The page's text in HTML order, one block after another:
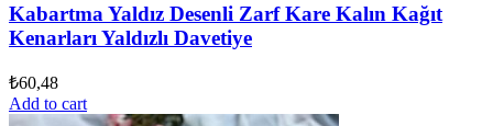
Kabartma Yaldız Desenli Zarf Kare Kalın Kağıt
Kenarları Yaldızlı Davetiye
₺60,48
Add to cart